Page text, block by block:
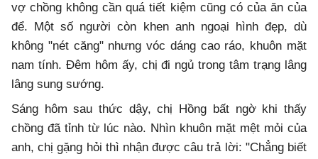
vợ chồng không cần quá tiết kiệm cũng có của ăn của
để. Một số người còn khen anh ngoại hình đẹp, dù
không "nét căng" nhưng vóc dáng cao ráo, khuôn mặt
nam tính. Đêm hôm ấy, chị đi ngủ trong tâm trạng lâng
lâng sung sướng.
Sáng hôm sau thức dậy, chị Hồng bất ngờ khi thấy
chồng đã tỉnh từ lúc nào. Nhìn khuôn mặt mệt mỏi của
anh, chị gặng hỏi thì nhận được câu trả lời: "Chẳng biết